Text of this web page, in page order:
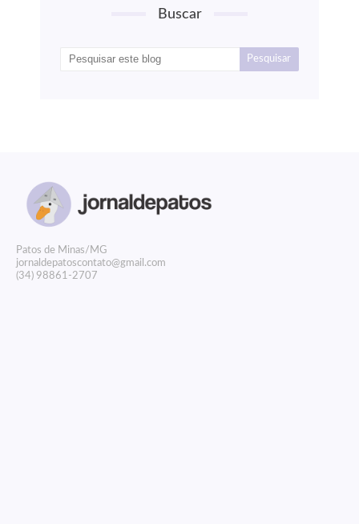
Buscar
Patos de Minas/MG
jornaldepatoscontato@gmail.com
(34) 98861-2707